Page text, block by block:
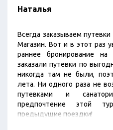
Наталья
Всегда заказываем
Магазин. Вот и в этот раз
раннее бронирование
заказали путевки по
никогда там не были,
лета. Ни одного раза не
путевками и
предпочтение этой
предыдущие поездки!